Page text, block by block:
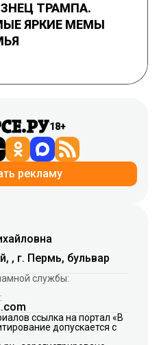
ТРАМПА.
ЯРКИЕ МЕМЫ
18+
рекламу
, г. Пермь, бульвар
службы:
ссылка на портал «В
допускается с